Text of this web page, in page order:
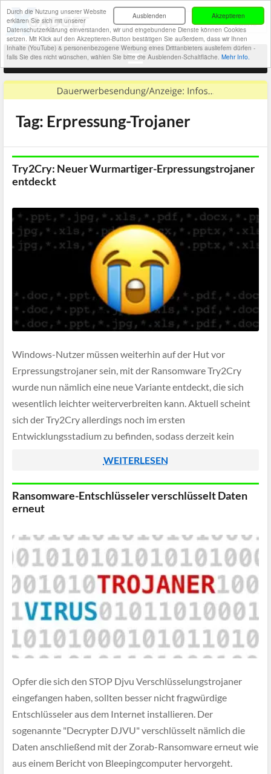
Akzeptieren
Ausblenden
Durch die Nutzung unserer Website
erklären Sie sich mit unserer
Datenschutzerklärung einverstanden, wir und eingebundene Dienste können Cookies
setzen. Mit Klick auf den Akzeptieren-Button bestätigen Sie außerdem, dass wir Ihnen
Inhalte (YouTube) & personenbezogene Werbung eines Drittanbieters ausliefern dürfen -
falls Sie dies nicht wünschen, wählen Sie bitte die Ausblenden-Schaltfläche. Mehr Info.
Tag: Erpressung-Trojaner
Try2Cry: Neuer Wurmartiger-Erpressungstrojaner
entdeckt
Windows-Nutzer müssen weiterhin auf der Hut vor
Erpressungstrojaner sein, mit der Ransomware Try2Cry
wurde nun nämlich eine neue Variante entdeckt, die sich
wesentlich leichter weiterverbreiten kann. Aktuell scheint
sich der Try2Cry allerdings noch im ersten
Entwicklungsstadium zu befinden, sodass derzeit kein
Verschlüsselte Dateien sollen sich bislang (noch) kostenfrei
entschlüsseln […]
WEITERLESEN
Ransomware-Entschlüsseler verschlüsselt Daten
erneut
Opfer die sich den STOP Djvu Verschlüsselungstrojaner
eingefangen haben, sollten besser nicht fragwürdige
Entschlüsseler aus dem Internet installieren. Der
sogenannte "Decrypter DJVU" verschlüsselt nämlich die
Daten anschließend mit der Zorab-Ransomware erneut wie
aus einem Bericht von Bleepingcomputer hervorgeht.